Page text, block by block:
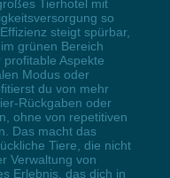
Tierhotel mit
so
steigt spürbar,
grünen Bereich
Aspekte
Modus oder
du von mehr
Rückgaben oder
ohne von repetitiven
Das macht das
Tiere, die nicht
Verwaltung von
Erlebnis, das dich in